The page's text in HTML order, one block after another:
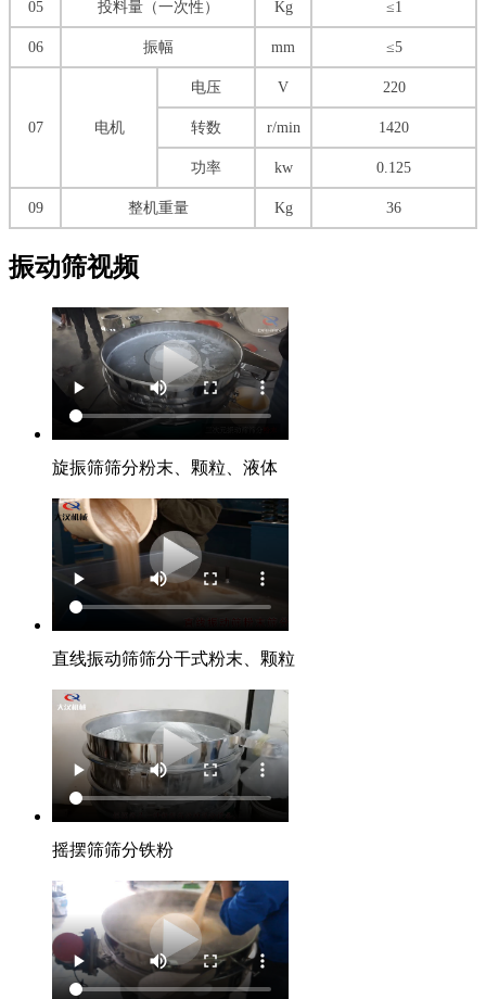
05 投料量（一次性） Kg ≤1
06 振幅 mm ≤5
07 电机
电压 V 220
转数 r/min 1420
功率 kw 0.125
09 整机重量 Kg 36
振动筛视频
旋振筛筛分粉末、颗粒、液体
直线振动筛筛分干式粉末、颗粒
摇摆筛筛分铁粉